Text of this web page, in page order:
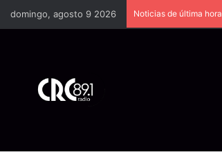
domingo, agosto 9 2026 Noticias de última hora